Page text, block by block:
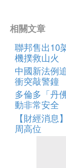
相關文章
聯邦售出10
機撲救山火
中國新法例
衝突敲警鐘
多倫多「丹
動非常安全
【財經消
周高位